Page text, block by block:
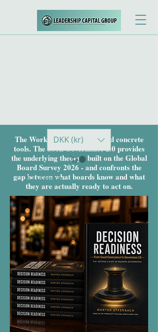
DKK (kr)
The Workbooks give the board concrete
tools. The book Governance 2.0 provides
the underlying theory - built on the Global
Board Survey 2026 - and confronts the
gap between what boards know and what
they are actually ready to act on.